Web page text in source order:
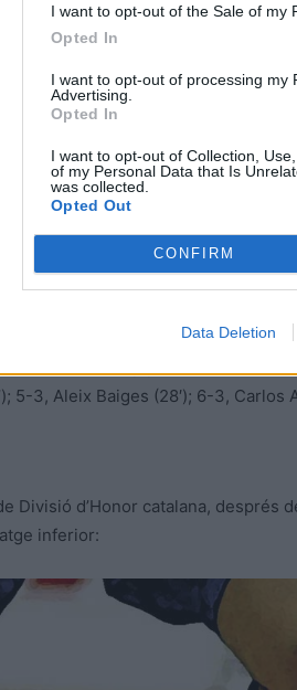
I want to opt-out of the Sale of my
Opted In
I want to opt-out of processing my
Advertising.
Opted In
I want to opt-out of Collection,
of my Personal Data that Is
was collected.
Opted Out
CONFIRM
Data Deletion
Àlex Sabaté, Carlos Antonio.
Jordi Salaet, Eloi.
Nuno. També van jugar: Pardos,
Hernández de la delegació de
tècnic arbitral de Terres de
i per a Pardos (13′), Corona (2)
1-2, Salaet (p.p.) (12’); 2-2, Àlex
5-3, Aleix Baiges (28′); 6-3, Carlos
Divisió d’Honor catalana, després
inferior: